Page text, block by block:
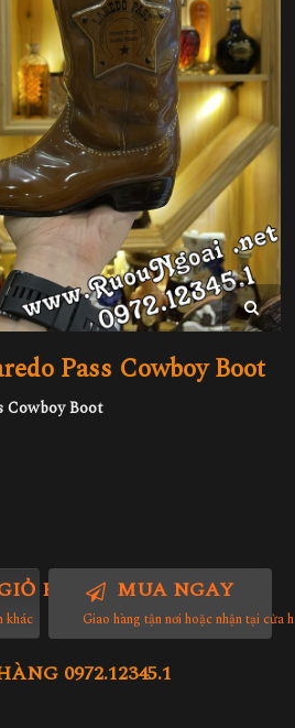
Pass Cowboy Boot
Cowboy Boot
HÀNG
khác
MUA NGAY
Giao hàng tận nơi hoặc nhận tại cửa
0972.12345.1